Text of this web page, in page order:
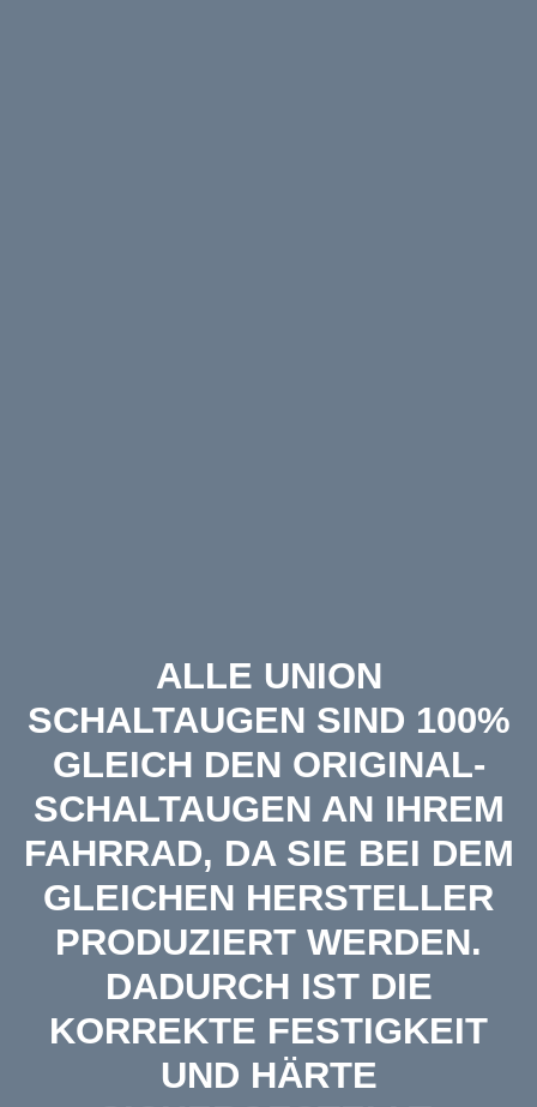
ALLE UNION
SCHALTAUGEN SIND 100%
GLEICH DEN ORIGINAL-
SCHALTAUGEN AN IHREM
FAHRRAD, DA SIE BEI DEM
GLEICHEN HERSTELLER
PRODUZIERT WERDEN.
DADURCH IST DIE
KORREKTE FESTIGKEIT
UND HÄRTE